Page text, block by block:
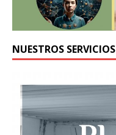
NUESTROS SERVICIOS